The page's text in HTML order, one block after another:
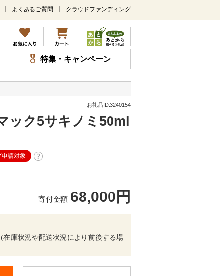
メ
ン
コ
ン
テ
ツ
ッ
よくあるご質問 クラウドファンディング
特集・キャンペーン
お礼品ID:3240154
ック5サキノミ50ml
申請対象
寄付金額 68,000円
庫状況や配送状況により前後する場